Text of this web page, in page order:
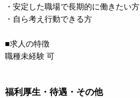
・安定した職場で長期的に働きたい方
・自ら考え行動できる方
■求人の特徴
職種未経験 可
福利厚生・待遇・その他